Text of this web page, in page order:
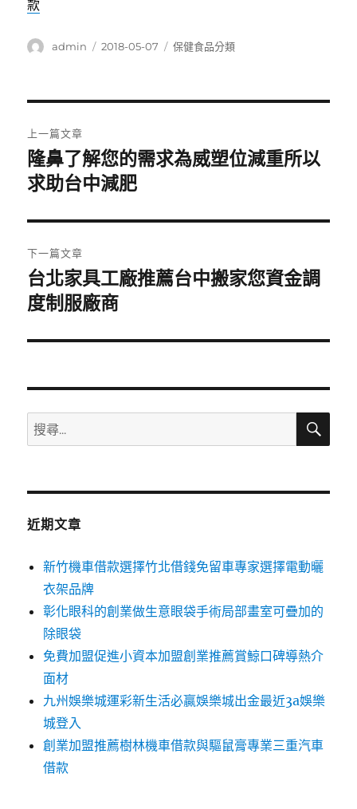
款
作
admin
發
2018-05-07
分
保健食品分類
章
導
覽
上一篇文章
上
一
文
章:
隆鼻了解您的需求為威塑位減重所以
求助台中減肥
下一篇文章
下
一
文
台北家具工廠推薦台中搬家您資金調
度制服廠商
搜
尋
鍵
搜
近期文章
新竹機車借款選擇竹北借錢免留車專家選擇電動曬
衣架品牌
彰化眼科的創業做生意眼袋手術局部畫室可疊加的
除眼袋
免費加盟促進小資本加盟創業推薦賞鯨口碑導熱介
面材
九州娛樂城運彩新生活必贏娛樂城出金最近3a娛樂
城登入
創業加盟推薦樹林機車借款與驅鼠膏專業三重汽車
借款